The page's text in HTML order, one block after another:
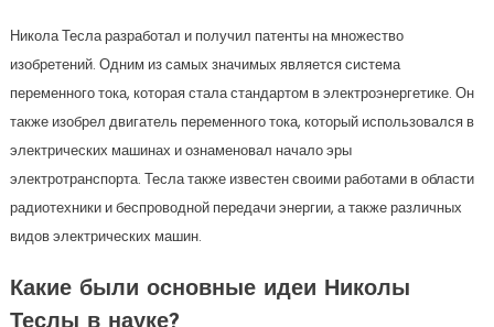
Никола Тесла разработал и получил патенты на множество
изобретений. Одним из самых значимых является система
переменного тока, которая стала стандартом в электроэнергетике. Он
также изобрел двигатель переменного тока, который использовался в
электрических машинах и ознаменовал начало эры
электротранспорта. Тесла также известен своими работами в области
радиотехники и беспроводной передачи энергии, а также различных
видов электрических машин.
Какие были основные идеи Николы
Теслы в науке?